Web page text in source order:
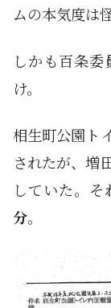
ムの本気度は
しかも百条
け。
相生町公園ト
されたが、増
していた。そ
分。